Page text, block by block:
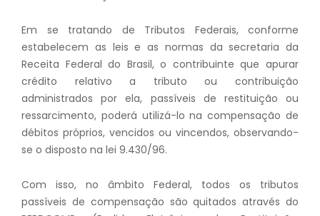
Em se tratando de Tributos Federais, conforme
estabelecem as leis e as normas da secretaria da
Receita Federal do Brasil, o contribuinte que apurar
crédito relativo a tributo ou contribuição
administrados por ela, passíveis de restituição ou
ressarcimento, poderá utilizá-lo na compensação de
débitos próprios, vencidos ou vincendos, observando-
se o disposto na lei 9.430/96.
Com isso, no âmbito Federal, todos os tributos
passíveis de compensação são quitados através do